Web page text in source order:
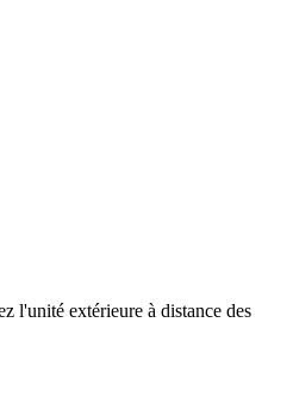
l'unité extérieure à distance des